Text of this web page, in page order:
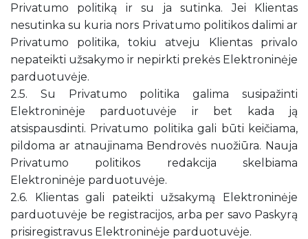
Privatumo politiką ir su ja sutinka. Jei Klientas
nesutinka su kuria nors Privatumo politikos dalimi ar
Privatumo politika, tokiu atveju Klientas privalo
nepateikti užsakymo ir nepirkti prekės Elektroninėje
parduotuvėje.
2.5. Su Privatumo politika galima susipažinti
Elektroninėje parduotuvėje ir bet kada ją
atsispausdinti. Privatumo politika gali būti keičiama,
pildoma ar atnaujinama Bendrovės nuožiūra. Nauja
Privatumo politikos redakcija skelbiama
Elektroninėje parduotuvėje.
2.6. Klientas gali pateikti užsakymą Elektroninėje
parduotuvėje be registracijos, arba per savo Paskyrą
prisiregistravus Elektroninėje parduotuvėje.